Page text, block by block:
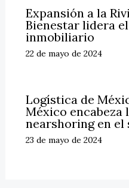
Expansión a la
Bienestar lidera
inmobiliario
22 de mayo de 2024
Logística de
México encabeza
nearshoring en
23 de mayo de 2024